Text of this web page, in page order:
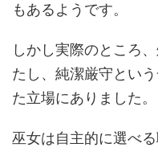
もあるようです。
しかし実際のところ
たし、純潔厳守とい
た立場にありました。
巫女は自主的に選べ